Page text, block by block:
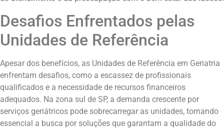
Desafios Enfrentados pelas
Unidades de Referência
Apesar dos benefícios, as Unidades de Referência em Geriatria
enfrentam desafios, como a escassez de profissionais
qualificados e a necessidade de recursos financeiros
adequados. Na zona sul de SP, a demanda crescente por
serviços geriátricos pode sobrecarregar as unidades, tornando
essencial a busca por soluções que garantam a qualidade do